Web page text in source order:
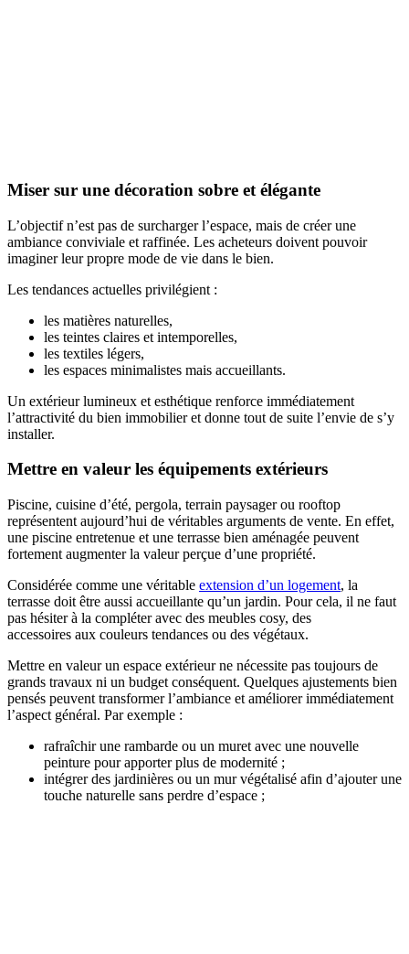
Miser sur une décoration sobre et élégante
L’objectif n’est pas de surcharger l’espace, mais de créer une
ambiance conviviale et raffinée. Les acheteurs doivent pouvoir
imaginer leur propre mode de vie dans le bien.
Les tendances actuelles privilégient :
les matières naturelles,
les teintes claires et intemporelles,
les textiles légers,
les espaces minimalistes mais accueillants.
Un extérieur lumineux et esthétique renforce immédiatement
l’attractivité du bien immobilier et donne tout de suite l’envie de s’y
installer.
Mettre en valeur les équipements extérieurs
Piscine, cuisine d’été, pergola, terrain paysager ou rooftop
représentent aujourd’hui de véritables arguments de vente. En effet,
une piscine entretenue et une terrasse bien aménagée peuvent
fortement augmenter la valeur perçue d’une propriété.
Considérée comme une véritable extension d’un logement, la
terrasse doit être aussi accueillante qu’un jardin. Pour cela, il ne faut
pas hésiter à la compléter avec des meubles cosy, des
accessoires aux couleurs tendances ou des végétaux.
Mettre en valeur un espace extérieur ne nécessite pas toujours de
grands travaux ni un budget conséquent. Quelques ajustements bien
pensés peuvent transformer l’ambiance et améliorer immédiatement
l’aspect général. Par exemple :
rafraîchir une rambarde ou un muret avec une nouvelle
peinture pour apporter plus de modernité ;
intégrer des jardinières ou un mur végétalisé afin d’ajouter une
touche naturelle sans perdre d’espace ;